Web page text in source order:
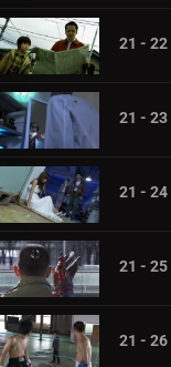
21 - 22
21 - 23
21 - 24
21 - 25
21 - 26